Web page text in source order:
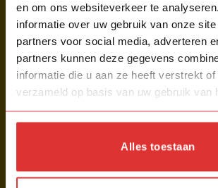
en om ons websiteverkeer te
informatie over uw gebruik van onze
partners voor social media, adverteren
partners kunnen deze gegevens
informatie die u aan ze heeft verstrekt
verzameld op basis van uw gebruik van
Alles toestaan
Home
Over ons
Contact
Maak een afspraak
Routebeschrijving
Klantbeoordelingen
Verzenden